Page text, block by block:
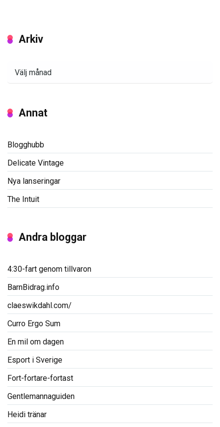
Arkiv
Annat
Blogghubb
Delicate Vintage
Nya lanseringar
The Intuit
Andra bloggar
4:30-fart genom tillvaron
BarnBidrag.info
claeswikdahl.com/
Curro Ergo Sum
En mil om dagen
Esport i Sverige
Fort-fortare-fortast
Gentlemannaguiden
Heidi tränar